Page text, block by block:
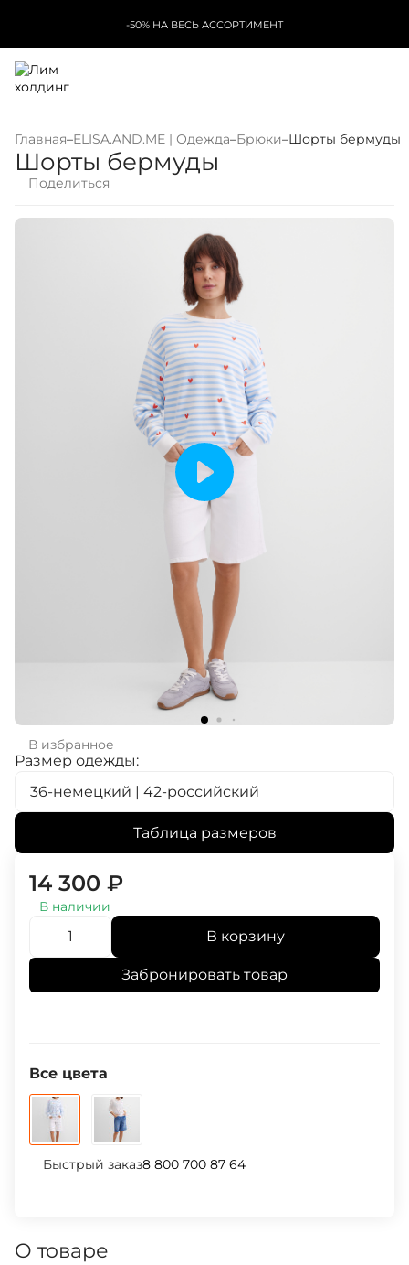
-50% НА ВЕСЬ АССОРТИМЕНТ
Главная–ELISA.AND.ME | Одежда–Брюки–Шорты бермуды
Шорты бермуды
Поделиться
В избранное
Размер одежды:
36-немецкий | 42-российский
Таблица размеров
14 300 ₽
В наличии
В корзину
Забронировать товар
Все цвета
Быстрый заказ8 800 700 87 64
О товаре